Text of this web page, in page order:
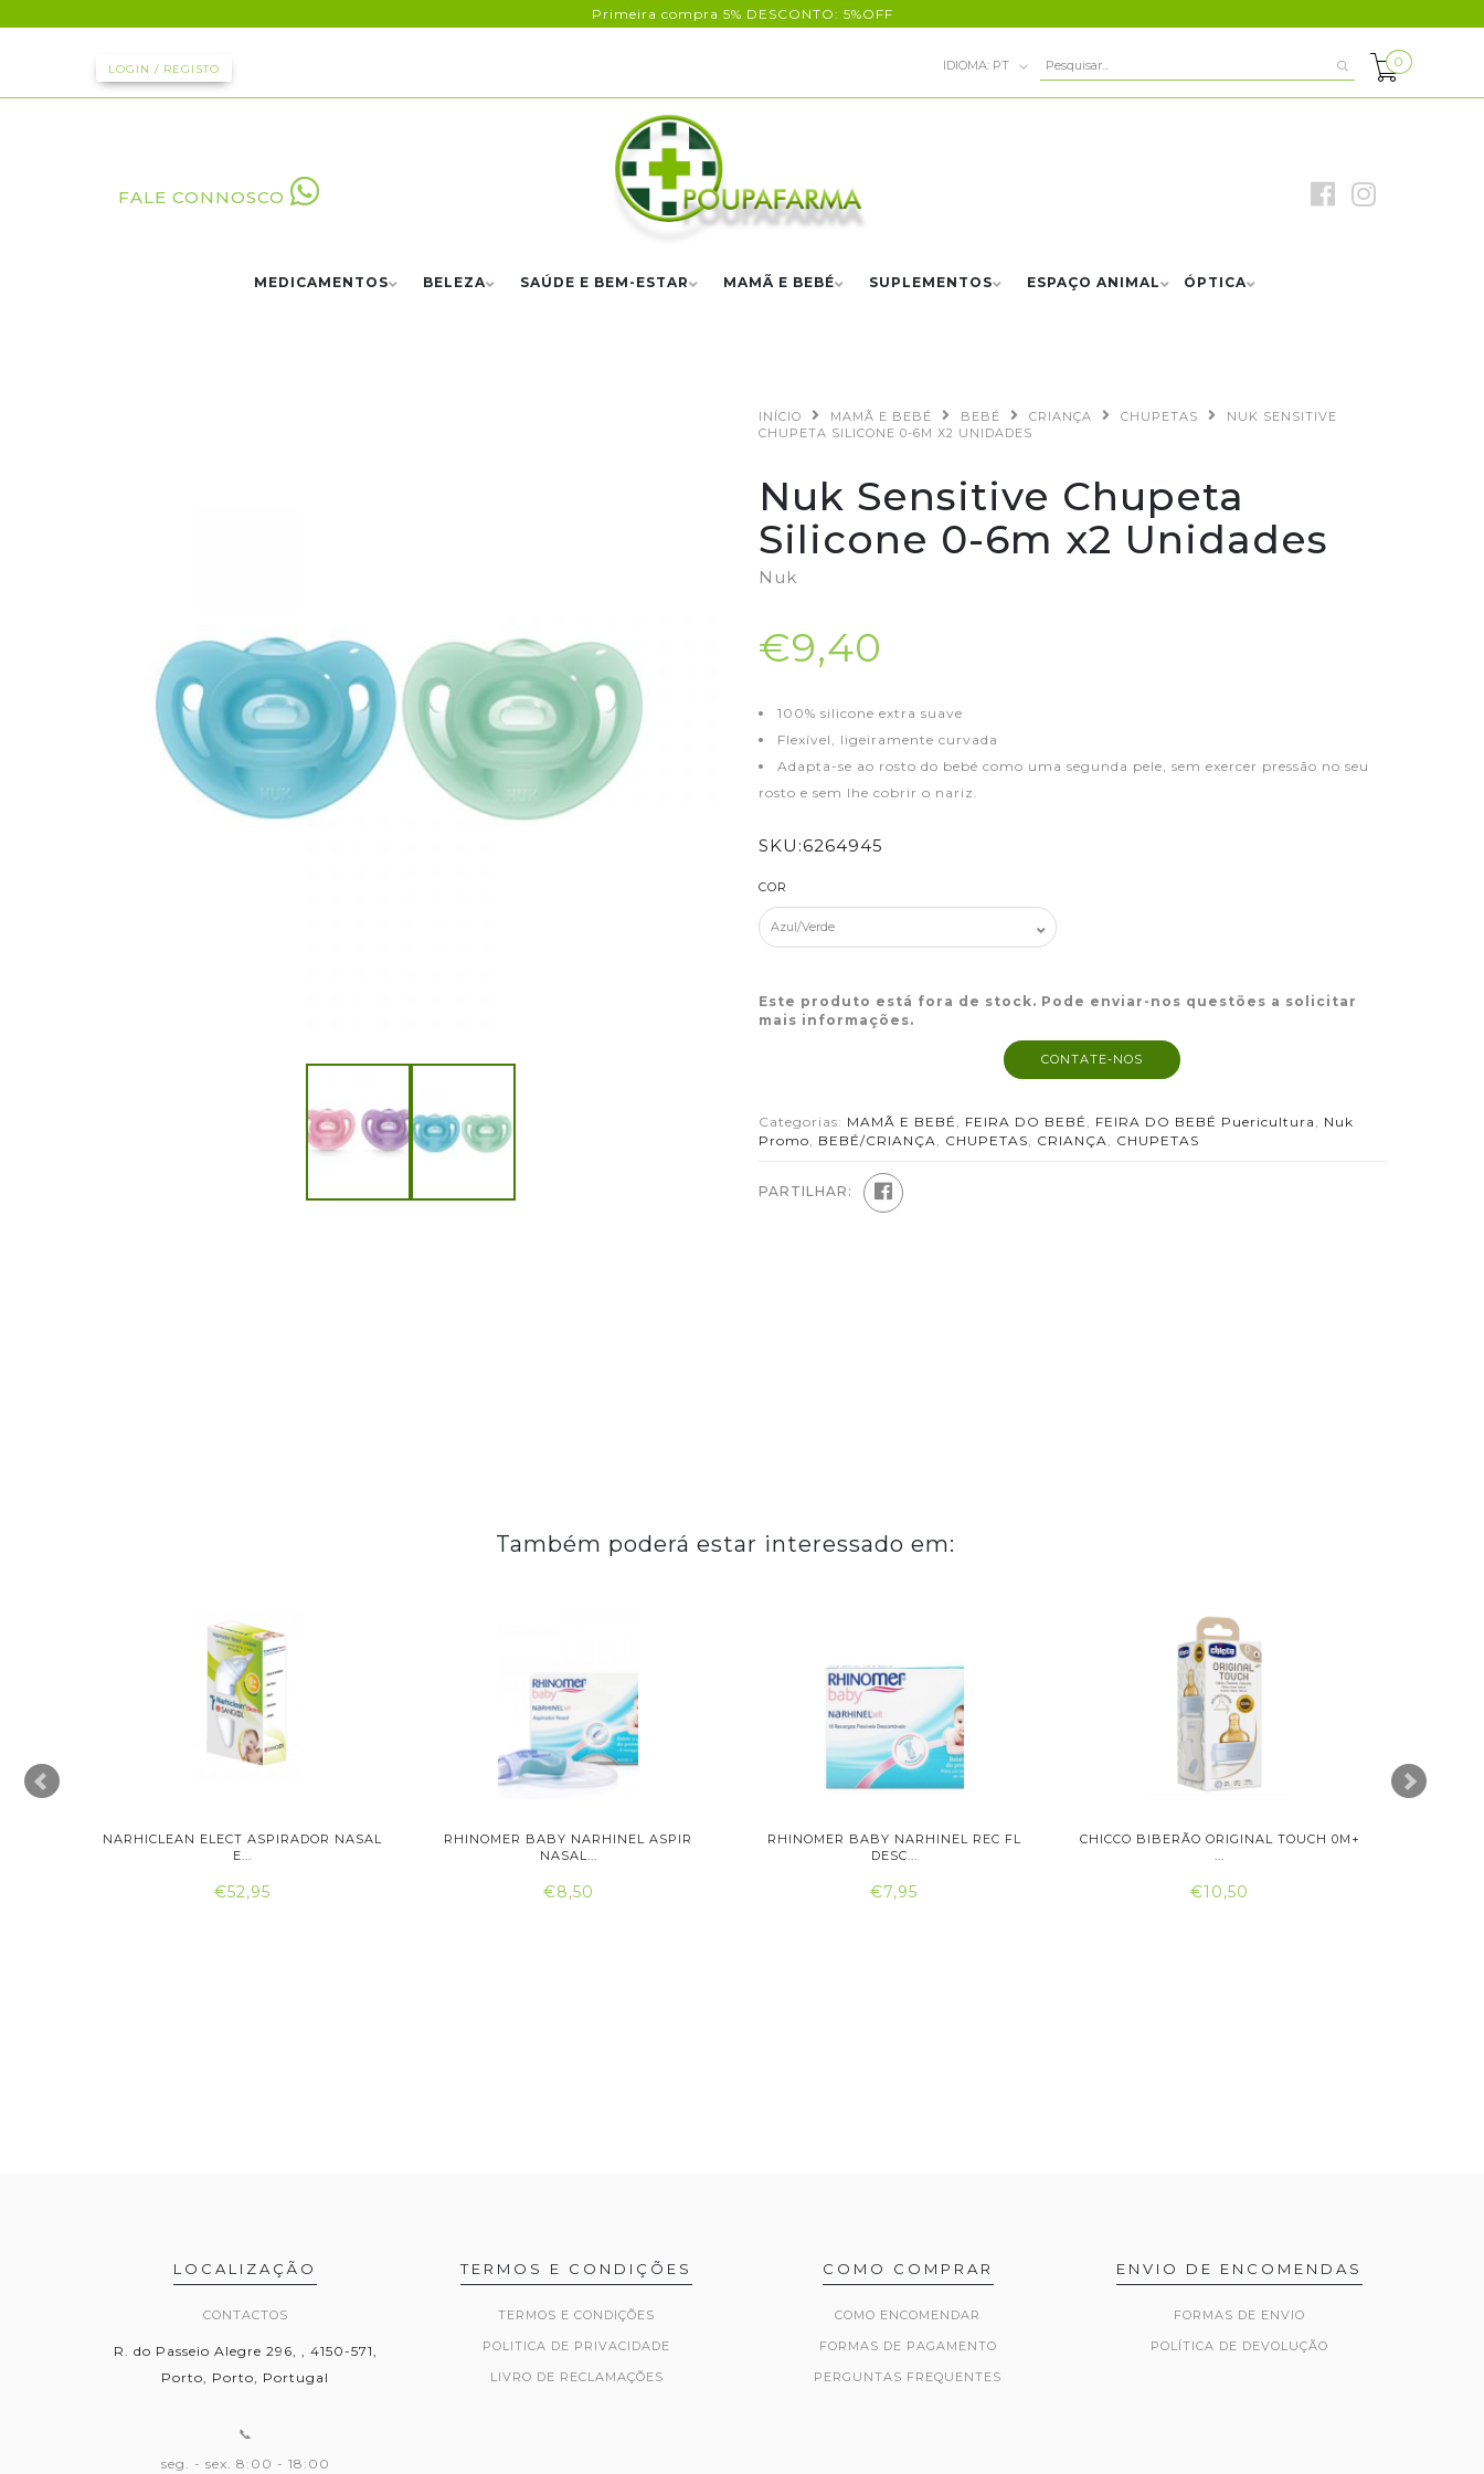
Primeira compra 5% DESCONTO: 5%OFF
LOGIN / REGISTO IDIOMA: PT
FALE CONNOSCO
0
MEDICAMENTOS BELEZA SAÚDE E BEM-ESTAR MAMÃ E BEBÉ SUPLEMENTOS ESPAÇO ANIMAL ÓPTICA
INÍCIO MAMÃ E BEBÉ BEBÉ CRIANÇA CHUPETAS
NUK SENSITIVE
CHUPETA SILICONE 0-6M X2 UNIDADES
Nuk Sensitive Chupeta
Silicone 0-6m x2 Unidades
Nuk
€9,40
100% silicone extra suave
Flexível, ligeiramente curvada
Adapta-se ao rosto do bebé como uma segunda pele, sem exercer pressão no seu
rosto e sem lhe cobrir o nariz.
SKU:6264945
COR
Este produto está fora de stock. Pode enviar-nos questões a solicitar
mais informações.
CONTATE-NOS
Categorias: MAMÃ E BEBÉ , FEIRA DO BEBÉ , FEIRA DO BEBÉ Puericultura , Nuk
Promo, BEBÉ/CRIANÇA, CHUPETAS, CRIANÇA, CHUPETAS
PARTILHAR:
Também poderá estar interessado em:
NARHICLEAN ELECT ASPIRADOR NASAL
E...
€52,95
RHINOMER BABY NARHINEL ASPIR
NASAL...
€8,50
RHINOMER BABY NARHINEL REC FL
DESC...
€7,95
CHICCO BIBERÃO ORIGINAL TOUCH 0M+
€10,50
LOCALIZAÇÃO
CONTACTOS
R. do Passeio Alegre 296, , 4150-571,
Porto, Porto, Portugal
📞
seg. - sex. 8:00 - 18:00
TERMOS E CONDIÇÕES
TERMOS E CONDIÇÕES
POLITICA DE PRIVACIDADE
LIVRO DE RECLAMAÇÕES
COMO COMPRAR
COMO ENCOMENDAR
FORMAS DE PAGAMENTO
PERGUNTAS FREQUENTES
ENVIO DE ENCOMENDAS
FORMAS DE ENVIO
POLÍTICA DE DEVOLUÇÃO